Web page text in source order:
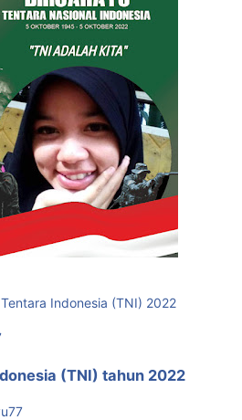
Indonesia (TNI) 2022
(TNI) tahun 2022